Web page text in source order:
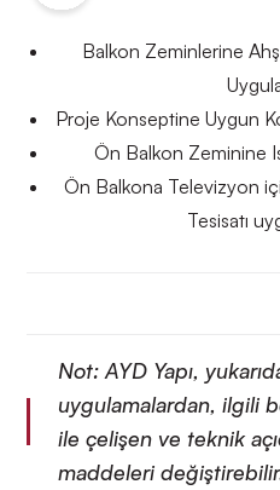
Balkon Zeminlerine
Proje Konseptine Uygun
Ön Balkon Zeminine
Ön Balkona Televizyon
Tesisatı
Not: AYD Yapı,
uygulamalardan, ilgili
ile çelişen ve teknik
maddeleri